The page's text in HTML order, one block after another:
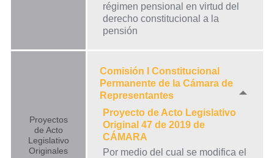
régimen pensional en virtud del
derecho constitucional a la
pensión
Proyectos
de Acto
Legislativo
Originales
Comisión I Constitucional
Permanente de la Cámara de
Representantes
Proyecto de Acto Legislativo
Original 47 de 2019 de
CÁMARA
Por medio del cual se modifica el